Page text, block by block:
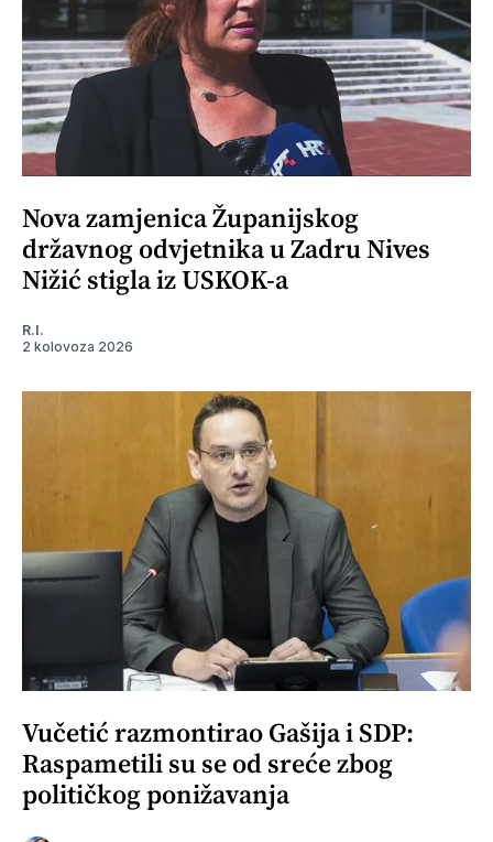
Nova zamjenica Županijskog
državnog odvjetnika u Zadru Nives
Nižić stigla iz USKOK-a
R.I.
2 kolovoza 2026
Vučetić razmontirao Gašija i SDP:
Raspametili su se od sreće zbog
političkog ponižavanja